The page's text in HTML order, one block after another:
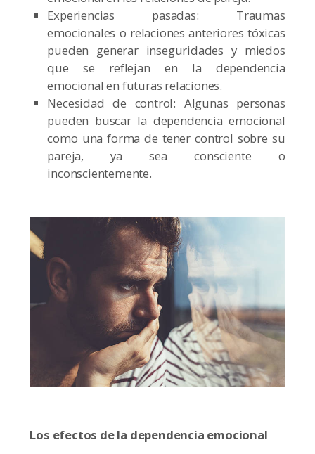
Experiencias pasadas: Traumas
emocionales o relaciones anteriores tóxicas
pueden generar inseguridades y miedos
que se reflejan en la dependencia
emocional en futuras relaciones.
Necesidad de control: Algunas personas
pueden buscar la dependencia emocional
como una forma de tener control sobre su
pareja, ya sea consciente o
inconscientemente.
Los efectos de la dependencia emocional